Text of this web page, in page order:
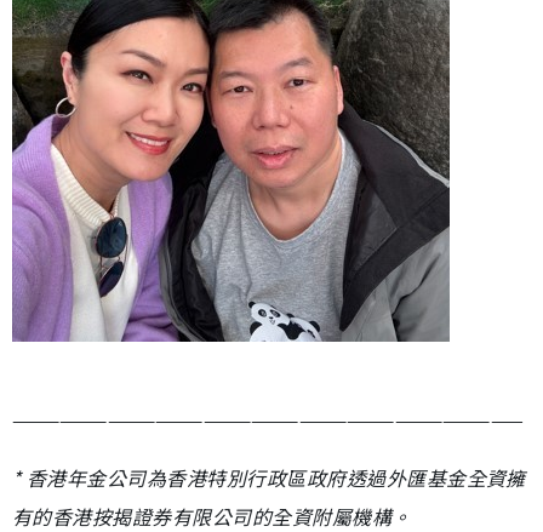
————————————————————————————————
* 香港年金公司為香港特別行政區政府透過外匯基金全資擁
有的香港按揭證券有限公司的全資附屬機構。